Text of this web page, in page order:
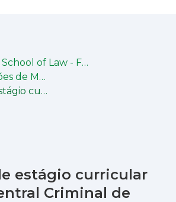
NOVA School of Law - Faculdade de Direito (NSL-FD)
FD - Dissertações de Mestrado
Relatório de estágio curricular no Juízo Central Criminal de Lisboa
estágio curricular
Criminal de